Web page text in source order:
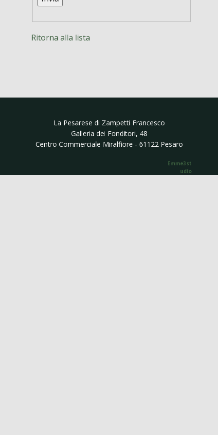
Ritorna alla lista
La Pesarese di ​Zampetti Francesco
Galleria dei Fonditori, 48
Centro Commerciale Miralfiore - 61122 Pesaro
Emme3st​​
udio